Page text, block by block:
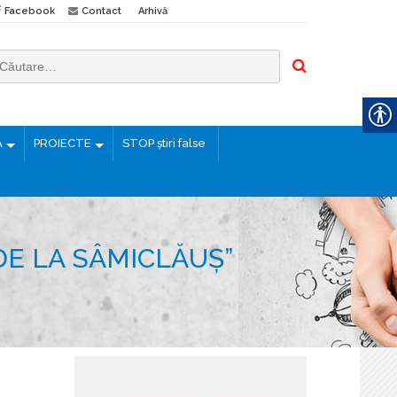
Facebook Contact Arhivă
PROIECTE STOP știri false
LA SÂMICLĂUȘ”